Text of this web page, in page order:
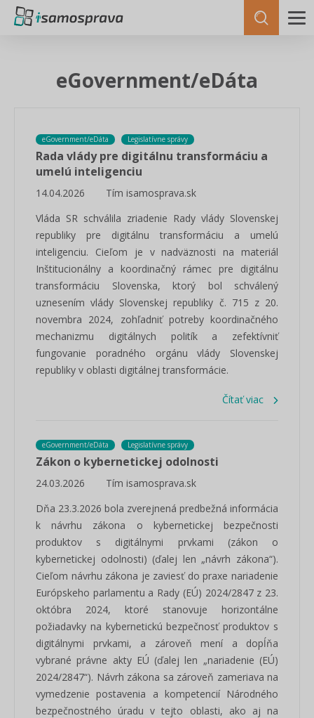
eGovernment/eDáta
eGovernment/eDáta Legislatívne správy
Rada vlády pre digitálnu transformáciu a
umelú inteligenciu
14.04.2026
Tím isamosprava.sk
Vláda SR schválila zriadenie Rady vlády Slovenskej
republiky pre digitálnu transformáciu a umelú
inteligenciu. Cieľom je v nadväznosti na materiál
Inštitucionálny a koordinačný rámec pre digitálnu
transformáciu Slovenska, ktorý bol schválený
uznesením vlády Slovenskej republiky č. 715 z 20.
novembra 2024, zohľadniť potreby koordinačného
mechanizmu digitálnych politík a zefektívniť
fungovanie poradného orgánu vlády Slovenskej
republiky v oblasti digitálnej transformácie.
Čítať viac
eGovernment/eDáta Legislatívne správy
Zákon o kybernetickej odolnosti
24.03.2026
Tím isamosprava.sk
Dňa 23.3.2026 bola zverejnená predbežná informácia
k návrhu zákona o kybernetickej bezpečnosti
produktov s digitálnymi prvkami (zákon o
kybernetickej odolnosti) (ďalej len „návrh zákona“).
Cieľom návrhu zákona je zaviesť do praxe nariadenie
Európskeho parlamentu a Rady (EÚ) 2024/2847 z 23.
októbra 2024, ktoré stanovuje horizontálne
požiadavky na kybernetickú bezpečnosť produktov s
digitálnymi prvkami, a zároveň mení a dopĺňa
vybrané právne akty EÚ (ďalej len „nariadenie (EÚ)
2024/2847“). Návrh zákona sa zároveň zameriava na
vymedzenie postavenia a kompetencií Národného
bezpečnostného úradu v tejto oblasti, ako aj na